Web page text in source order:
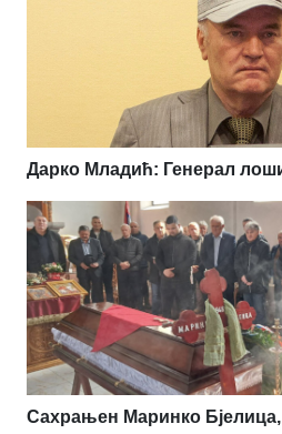
Дарко Младић: Генерал
Сахрањен Маринко Бјелица,